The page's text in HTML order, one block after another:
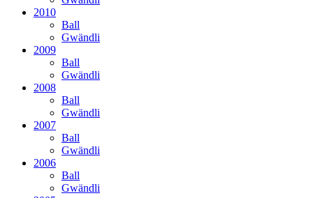
2010
Ball
Gwändli
2009
Ball
Gwändli
2008
Ball
Gwändli
2007
Ball
Gwändli
2006
Ball
Gwändli